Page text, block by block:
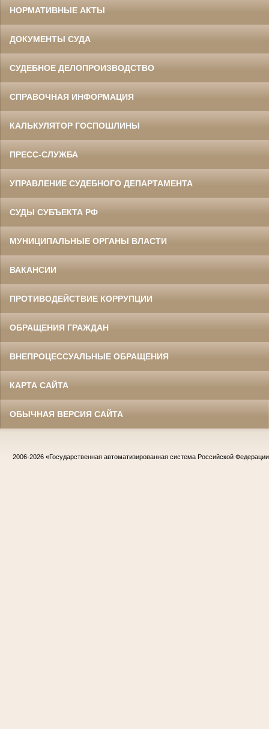
НОРМАТИВНЫЕ АКТЫ
ДОКУМЕНТЫ СУДА
СУДЕБНОЕ ДЕЛОПРОИЗВОДСТВО
СПРАВОЧНАЯ ИНФОРМАЦИЯ
КАЛЬКУЛЯТОР ГОСПОШЛИНЫ
ПРЕСС-СЛУЖБА
УПРАВЛЕНИЕ СУДЕБНОГО ДЕПАРТАМЕНТА
СУДЫ СУБЪЕКТА РФ
МУНИЦИПАЛЬНЫЕ ОРГАНЫ ВЛАСТИ
ВАКАНСИИ
ПРОТИВОДЕЙСТВИЕ КОРРУПЦИИ
ОБРАЩЕНИЯ ГРАЖДАН
ВНЕПРОЦЕССУАЛЬНЫЕ ОБРАЩЕНИЯ
КАРТА САЙТА
ОБЫЧНАЯ ВЕРСИЯ САЙТА
2006-2026 «Государственная автоматизированная система Российской